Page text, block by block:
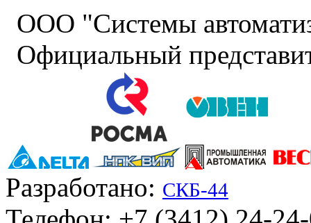
ООО "Системы
Официальный
Разработано: СКБ-44